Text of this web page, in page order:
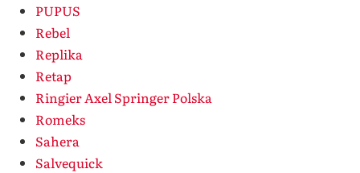
PUPUS
Rebel
Replika
Retap
Ringier Axel Springer Polska
Romeks
Sahera
Salvequick